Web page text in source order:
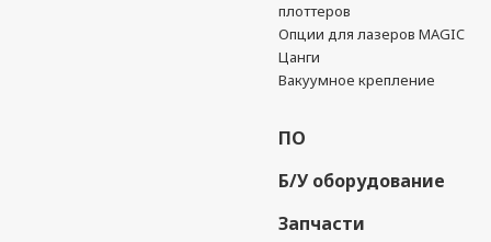
плоттеров
Опции для лазеров MAGIC
Цанги
Вакуумное крепление
ПО
Б/У оборудование
Запчасти